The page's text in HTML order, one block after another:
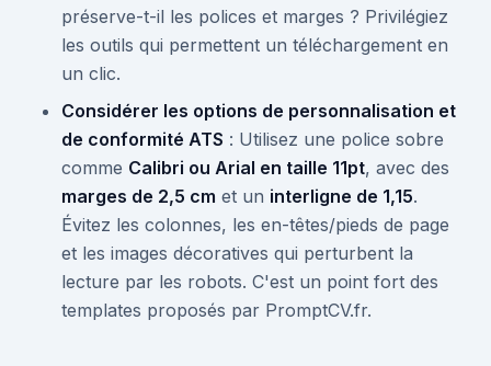
préserve-t-il les polices et marges ? Privilégiez
les outils qui permettent un téléchargement en
un clic.
Considérer les options de personnalisation et
de conformité ATS : Utilisez une police sobre
comme Calibri ou Arial en taille 11pt, avec des
marges de 2,5 cm et un interligne de 1,15.
Évitez les colonnes, les en-têtes/pieds de page
et les images décoratives qui perturbent la
lecture par les robots. C'est un point fort des
templates proposés par PromptCV.fr.